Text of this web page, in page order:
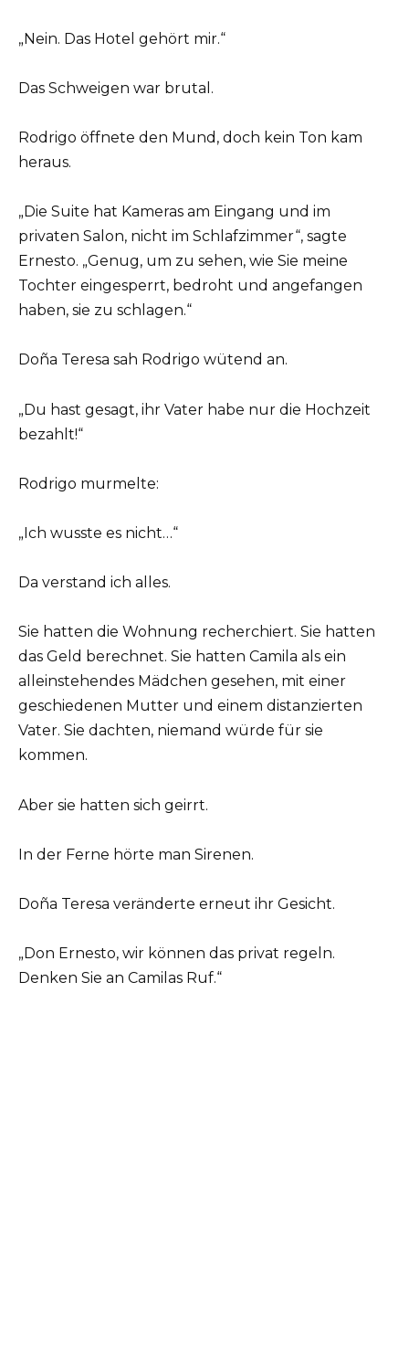
„Nein. Das Hotel gehört mir.“
Das Schweigen war brutal.
Rodrigo öffnete den Mund, doch kein Ton kam
heraus.
„Die Suite hat Kameras am Eingang und im
privaten Salon, nicht im Schlafzimmer“, sagte
Ernesto. „Genug, um zu sehen, wie Sie meine
Tochter eingesperrt, bedroht und angefangen
haben, sie zu schlagen.“
Doña Teresa sah Rodrigo wütend an.
„Du hast gesagt, ihr Vater habe nur die Hochzeit
bezahlt!“
Rodrigo murmelte:
„Ich wusste es nicht…“
Da verstand ich alles.
Sie hatten die Wohnung recherchiert. Sie hatten
das Geld berechnet. Sie hatten Camila als ein
alleinstehendes Mädchen gesehen, mit einer
geschiedenen Mutter und einem distanzierten
Vater. Sie dachten, niemand würde für sie
kommen.
Aber sie hatten sich geirrt.
In der Ferne hörte man Sirenen.
Doña Teresa veränderte erneut ihr Gesicht.
„Don Ernesto, wir können das privat regeln.
Denken Sie an Camilas Ruf.“